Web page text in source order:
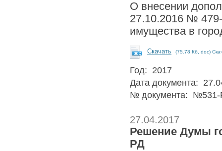
О внесении
27.10.2016 №
имущества в
Скачать (75.78 Кб, doc)
Год: 2017
Дата документа:
№ документа:
27.04.2017
Решение Думы
РД